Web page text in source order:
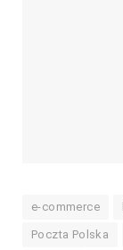
e-commerce
Poczta Polska